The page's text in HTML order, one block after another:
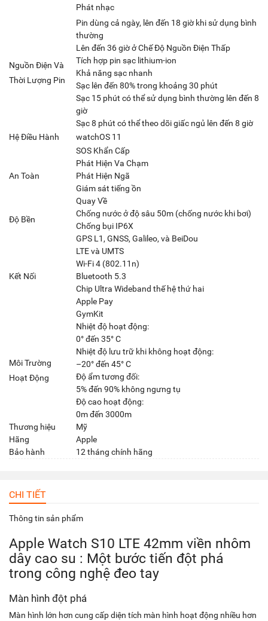
Phát nhạc
Nguồn Điện Và
Thời Lượng Pin
Pin dùng cả ngày, lên đến 18 giờ khi sử dụng bình
thường
Lên đến 36 giờ ở Chế Độ Nguồn Điện Thấp
Tích hợp pin sạc lithium-ion
Khả năng sạc nhanh
Sạc lên đến 80% trong khoảng 30 phút
Sạc 15 phút có thể sử dụng bình thường lên đến 8
giờ
Sạc 8 phút có thể theo dõi giấc ngủ lên đến 8 giờ
Hệ Điều Hành
watchOS 11
An Toàn
SOS Khẩn Cấp
Phát Hiện Va Chạm
Phát Hiện Ngã
Giám sát tiếng ồn
Quay Về
Độ Bền
Chống nước ở độ sâu 50m (chống nước khi bơi)
Chống bụi IP6X
Kết Nối
GPS L1, GNSS, Galileo, và BeiDou
LTE và UMTS
Wi-Fi 4 (802.11n)
Bluetooth 5.3
Chip Ultra Wideband thế hệ thứ hai
Apple Pay
GymKit
Môi Trường
Hoạt Động
Nhiệt độ hoạt động:
0° đến 35° C
Nhiệt độ lưu trữ khi không hoạt động:
–20° đến 45° C
Độ ẩm tương đối:
5% đến 90% không ngưng tụ
Độ cao hoạt động:
0m đến 3000m
Thương hiệu
Mỹ
Hãng
Apple
Bảo hành
12 tháng chính hãng
CHI TIẾT
Thông tin sản phẩm
Apple Watch S10 LTE 42mm viền nhôm
dây cao su : Một bước tiến đột phá
trong công nghệ đeo tay
Màn hình đột phá
Màn hình lớn hơn cung cấp diện tích màn hình hoạt động nhiều hơn